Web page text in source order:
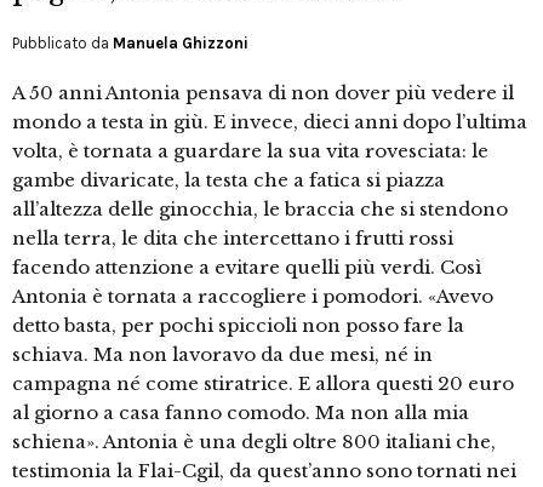
Pubblicato da Manuela Ghizzoni
A 50 anni Antonia pensava di non dover più vedere il
mondo a testa in giù. E invece, dieci anni dopo l’ultima
volta, è tornata a guardare la sua vita rovesciata: le
gambe divaricate, la testa che a fatica si piazza
all’altezza delle ginocchia, le braccia che si stendono
nella terra, le dita che intercettano i frutti rossi
facendo attenzione a evitare quelli più verdi. Così
Antonia è tornata a raccogliere i pomodori. «Avevo
detto basta, per pochi spiccioli non posso fare la
schiava. Ma non lavoravo da due mesi, né in
campagna né come stiratrice. E allora questi 20 euro
al giorno a casa fanno comodo. Ma non alla mia
schiena». Antonia è una degli oltre 800 italiani che,
testimonia la Flai-Cgil, da quest’anno sono tornati nei